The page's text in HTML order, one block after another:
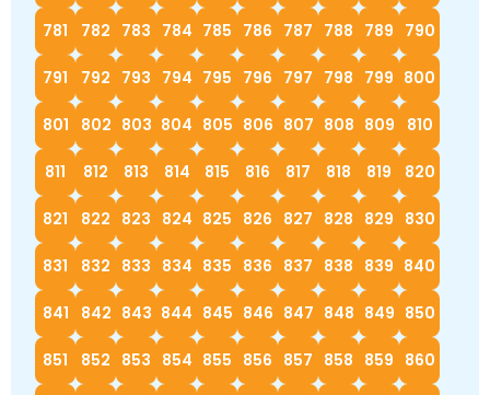
781 782 783 784 785 786 787 788 789 790
791 792 793 794 795 796 797 798 799 800
801 802 803 804 805 806 807 808 809 810
811 812 813 814 815 816 817 818 819 820
821 822 823 824 825 826 827 828 829 830
831 832 833 834 835 836 837 838 839 840
841 842 843 844 845 846 847 848 849 850
851 852 853 854 855 856 857 858 859 860